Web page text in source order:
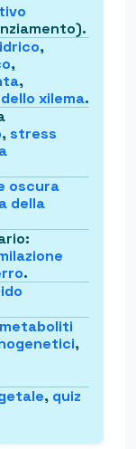
,
,
,
xilema.
, stress
oscura
della
:
.
metaboliti
,
, quiz